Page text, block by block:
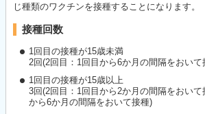
じ種類のワクチンを接種することになります。
接種回数
1回目の接種が15歳未満
2回(2回目：1回目から6か月の間隔をおいて
1回目の接種が15歳以上
3回(2回目：1回目から2か月の間隔をおいて
から6か月の間隔をおいて接種)